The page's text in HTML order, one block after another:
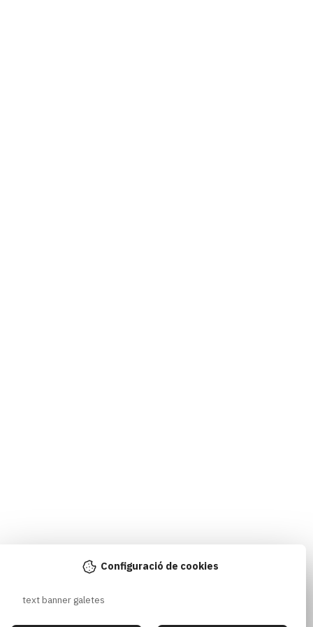
Configuració de cookies
text banner galetes